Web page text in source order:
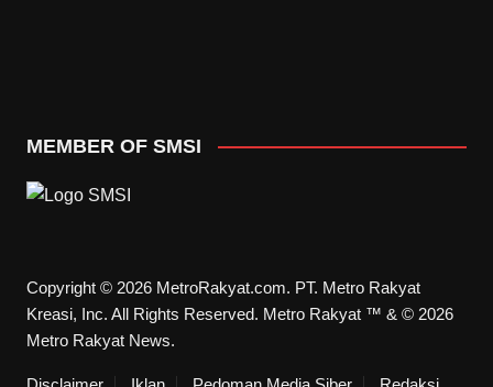
MEMBER OF SMSI
Copyright © 2026 MetroRakyat.com. PT. Metro Rakyat
Kreasi, Inc. All Rights Reserved. Metro Rakyat ™ & © 2026
Metro Rakyat News.